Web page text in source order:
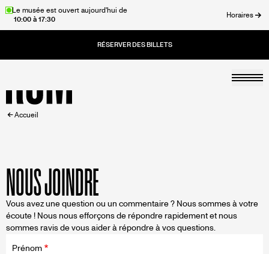
AllerLe musée est ouvert aujourd'hui de
10:00 à 17:30
Horaires
Accueil
FIL
D'ARIANE
Accueil
NOUS JOINDRE
Vous avez une question ou un commentaire ? Nous sommes à votre
écoute ! Nous nous efforçons de répondre rapidement et nous
sommes ravis de vous aider à répondre à vos questions.
Champ
d'application
Prénom